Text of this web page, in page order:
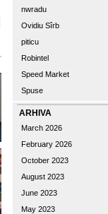
nwradu
Ovidiu Sîrb
piticu
Robintel
Speed Market
Spuse
ARHIVA
March 2026
February 2026
October 2023
August 2023
June 2023
May 2023